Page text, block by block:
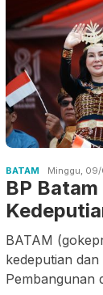
BATAM Minggu,
BP
BATAM
kedeputian
Pembangunan